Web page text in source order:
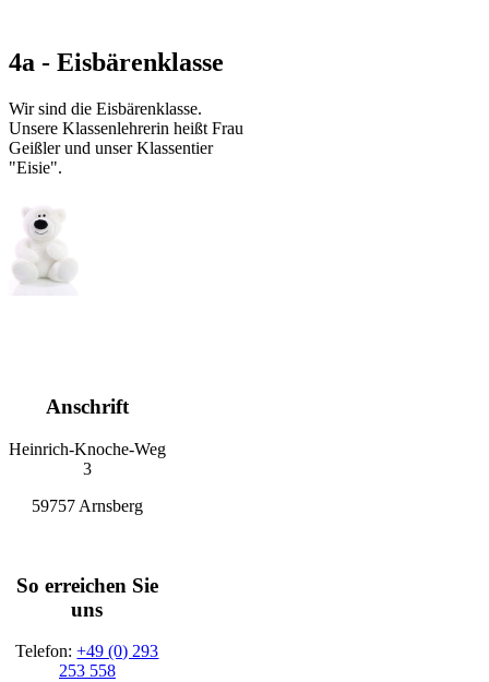
4a - Eisbärenklasse
Wir sind die Eisbärenklasse.
Unsere Klassenlehrerin heißt Frau
Geißler und unser Klassentier
"Eisie".
Anschrift
Heinrich-Knoche-Weg
3
59757 Arnsberg
So erreichen Sie
uns
Telefon: +49 (0) 293
253 558